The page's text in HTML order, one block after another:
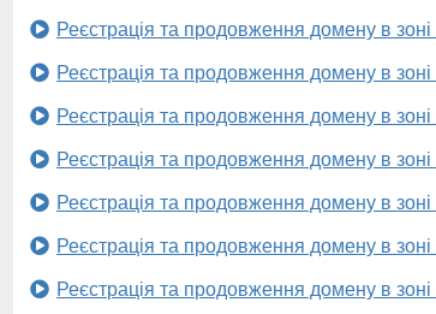
Реєстрація та продовження домену в зоні
Реєстрація та продовження домену в зоні
Реєстрація та продовження домену в зоні
Реєстрація та продовження домену в зоні
Реєстрація та продовження домену в зоні
Реєстрація та продовження домену в зоні
Реєстрація та продовження домену в зоні